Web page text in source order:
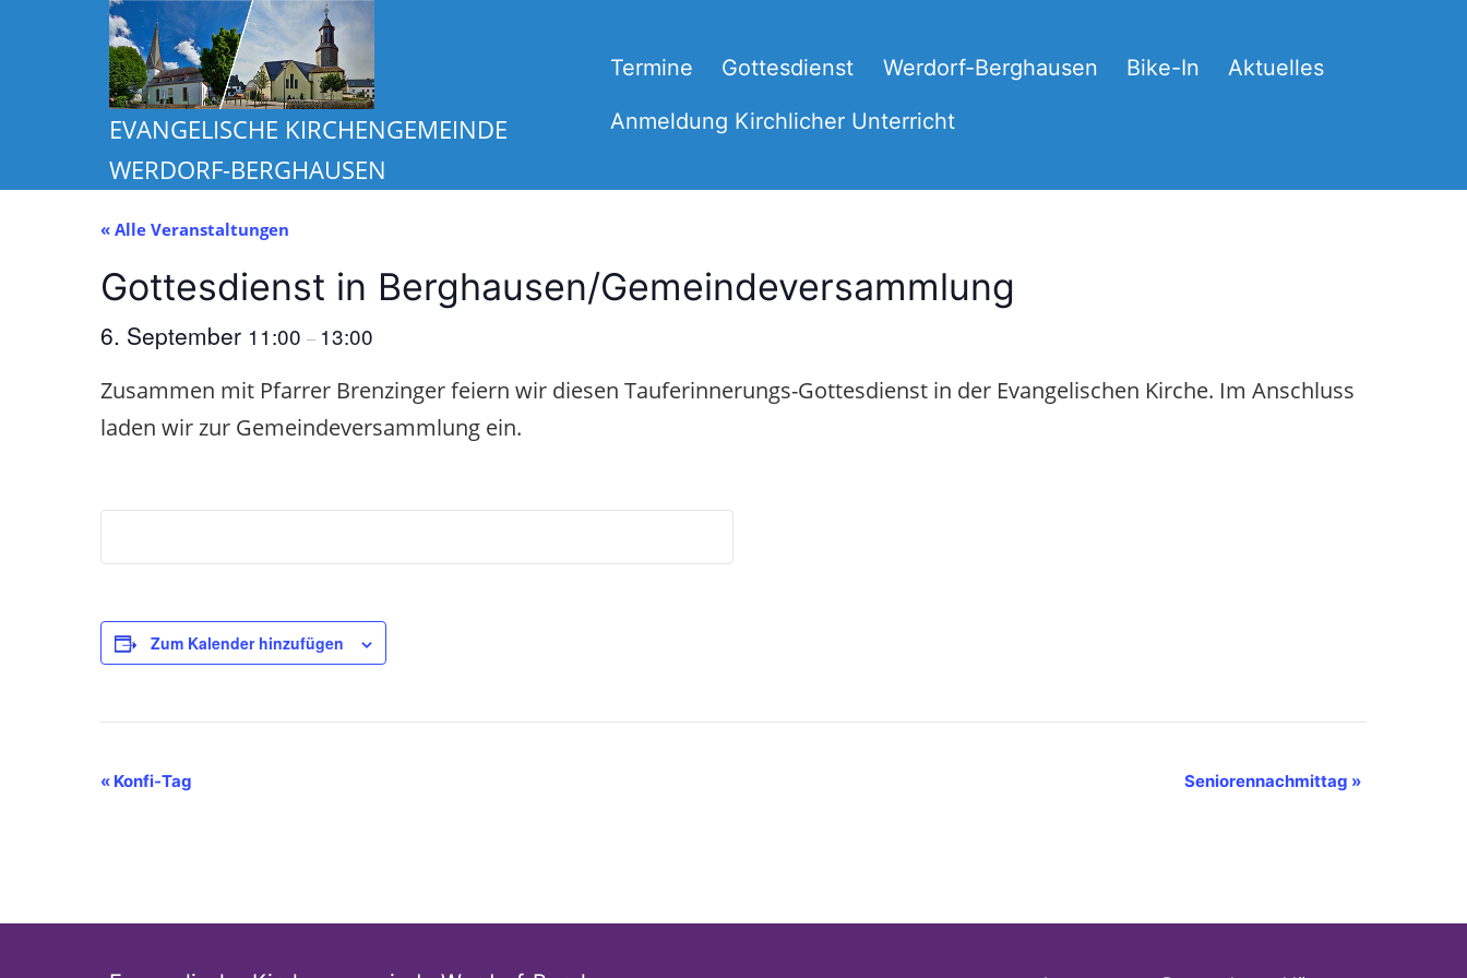
EVANGELISCHE KIRCHENGEMEINDE
WERDORF-BERGHAUSEN
Termine Gottesdienst Werdorf-Berghausen Bike-In Aktuelles
Anmeldung Kirchlicher Unterricht
« Alle Veranstaltungen
Gottesdienst in Berghausen/Gemeindeversammlung
6. September 11:00 – 13:00
Zusammen mit Pfarrer Brenzinger feiern wir diesen Tauferinnerungs-Gottesdienst in der Evangelischen Kirche. Im Anschluss
laden wir zur Gemeindeversammlung ein.
Zum Kalender hinzufügen
Veranstaltung-
« Konfi-Tag Seniorennachmittag »